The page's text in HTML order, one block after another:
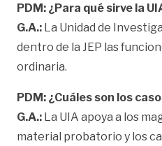
PDM: ¿Para qué sirve la
G.A.: La Unidad de
dentro de la JEP las
ordinaria.
PDM: ¿Cuáles son los
G.A.: La UIA apoya a los
material probatorio y los